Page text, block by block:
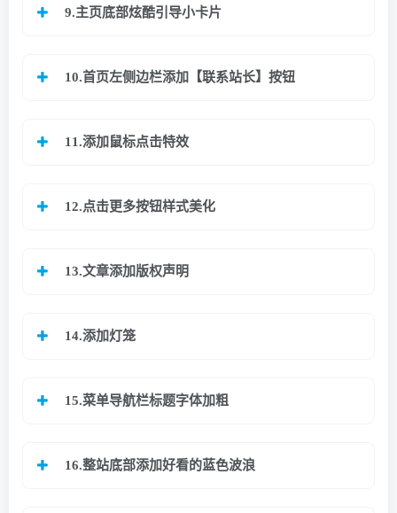
9.主页底部炫酷引导小卡片
10.首页左侧边栏添加【联系站长】按钮
11.添加鼠标点击特效
12.点击更多按钮样式美化
13.文章添加版权声明
14.添加灯笼
15.菜单导航栏标题字体加粗
16.整站底部添加好看的蓝色波浪